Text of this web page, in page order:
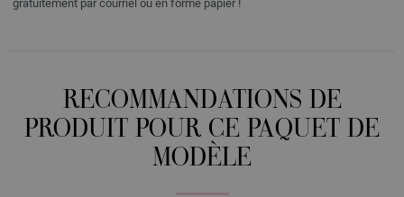
gratuitement par courriel ou en forme papier !
RECOMMANDATIONS DE
PRODUIT POUR CE PAQUET DE
MODÈLE